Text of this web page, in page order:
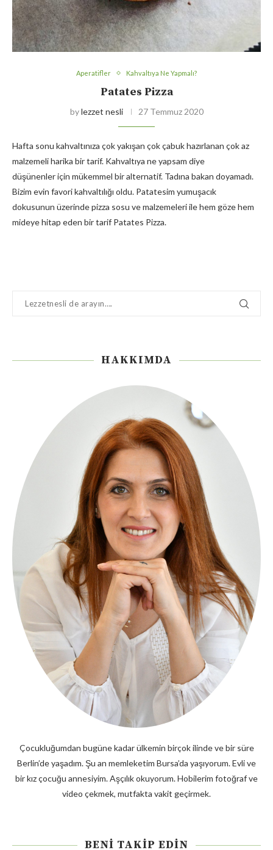
Aperatifler Kahvaltıya Ne Yapmalı?
Patates Pizza
bylezzet nesli 27 Temmuz 2020
Hafta sonu kahvaltınıza çok yakışan çok çabuk hazırlanan çok az
malzemeli harika bir tarif. Kahvaltıya ne yapsam diye
düşünenler için mükemmel bir alternatif. Tadına bakan doyamadı.
Bizim evin favori kahvaltılığı oldu. Patatesim yumuşacık
dokusunun üzerinde pizza sosu ve malzemeleri ile hem göze hem
mideye hitap eden bir tarif Patates Pizza.
HAKKIMDA
Çocukluğumdan bugüne kadar ülkemin birçok ilinde ve bir süre
Berlin’de yaşadım. Şu an memleketim Bursa’da yaşıyorum. Evli ve
bir kız çocuğu annesiyim. Aşçılık okuyorum. Hobilerim fotoğraf ve
video çekmek, mutfakta vakit geçirmek.
BENI TAKIP EDIN